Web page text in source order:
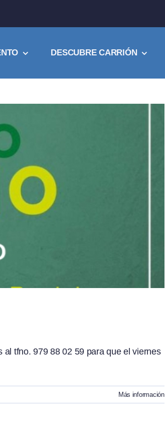
DESCUBRE CARRIÓN
tfno. 979 88 02 59 para que el viernes
Más información